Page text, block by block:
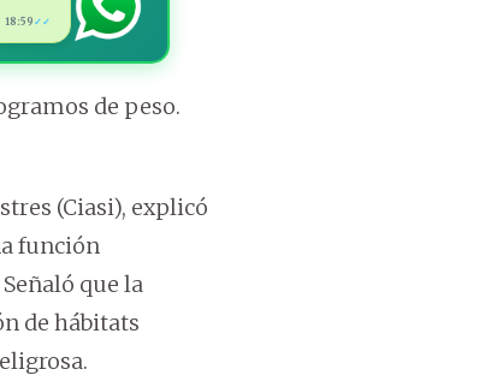
18:59 ✓✓
de peso.
(Ciasi), explicó
función
que la
de hábitats